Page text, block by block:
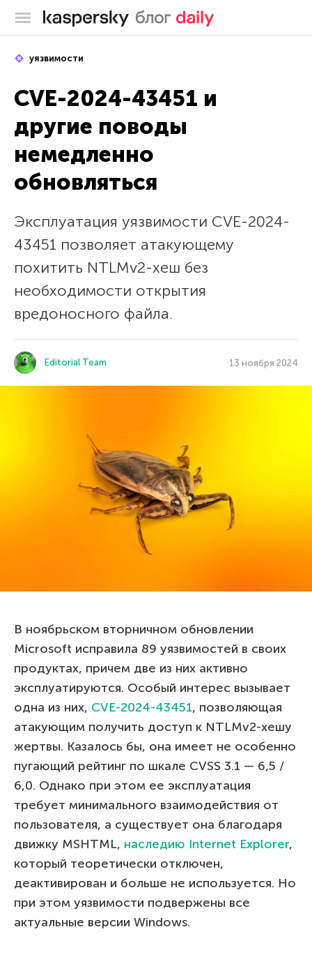
Блог Касперского
уязвимости
CVE-2024-43451 и
другие поводы
немедленно
обновляться
Эксплуатация уязвимости CVE-2024-
43451 позволяет атакующему
похитить NTLMv2-хеш без
необходимости открытия
вредоносного файла.
Editorial Team 13 ноября 2024
В ноябрьском вторничном обновлении
Microsoft исправила 89 уязвимостей в своих
продуктах, причем две из них активно
эксплуатируются. Особый интерес вызывает
одна из них, CVE-2024-43451, позволяющая
атакующим получить доступ к NTLMv2-хешу
жертвы. Казалось бы, она имеет не особенно
пугающий рейтинг по шкале CVSS 3.1 — 6,5 /
6,0. Однако при этом ее эксплуатация
требует минимального взаимодействия от
пользователя, а существует она благодаря
движку MSHTML, наследию Internet Explorer,
который теоретически отключен,
деактивирован и больше не используется. Но
при этом уязвимости подвержены все
актуальные версии Windows.